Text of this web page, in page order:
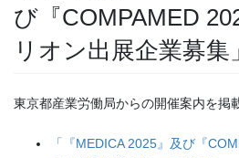
び『COMPAMED
リオン出展企業募集
東京都産業労働局からの開催案内を掲
「『MEDICA 2025』及び『